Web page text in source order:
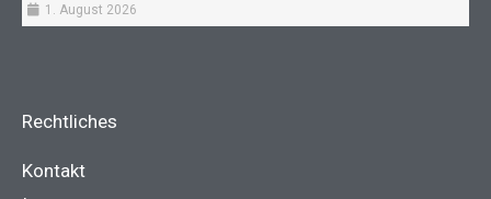
1. August 2026
Rechtliches
Kontakt